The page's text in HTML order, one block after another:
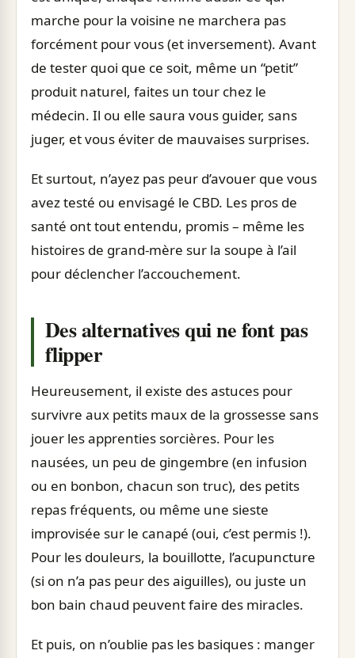
marche pour la voisine ne marchera pas
forcément pour vous (et inversement). Avant
de tester quoi que ce soit, même un “petit”
produit naturel, faites un tour chez le
médecin. Il ou elle saura vous guider, sans
juger, et vous éviter de mauvaises surprises.
Et surtout, n’ayez pas peur d’avouer que vous
avez testé ou envisagé le CBD. Les pros de
santé ont tout entendu, promis – même les
histoires de grand-mère sur la soupe à l’ail
pour déclencher l’accouchement.
Des alternatives qui ne font pas
flipper
Heureusement, il existe des astuces pour
survivre aux petits maux de la grossesse sans
jouer les apprenties sorcières. Pour les
nausées, un peu de gingembre (en infusion
ou en bonbon, chacun son truc), des petits
repas fréquents, ou même une sieste
improvisée sur le canapé (oui, c’est permis !).
Pour les douleurs, la bouillotte, l’acupuncture
(si on n’a pas peur des aiguilles), ou juste un
bon bain chaud peuvent faire des miracles.
Et puis, on n’oublie pas les basiques : manger